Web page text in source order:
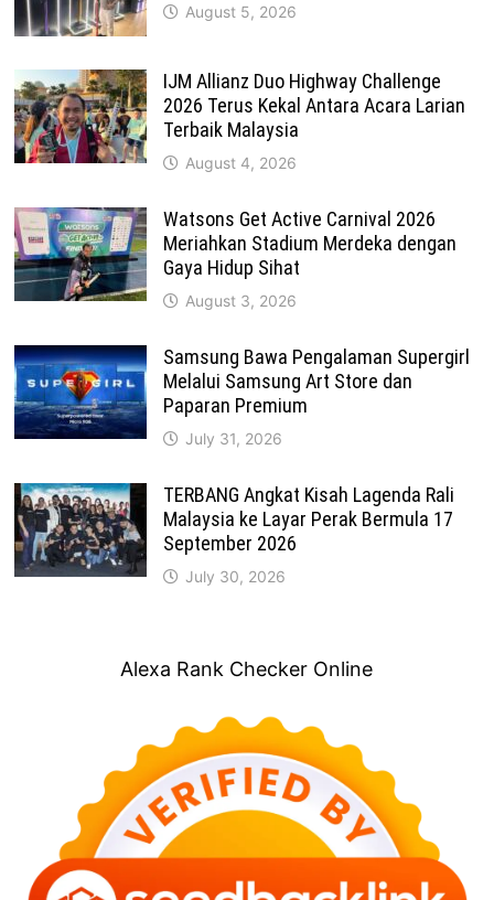
August 5, 2026
IJM Allianz Duo Highway Challenge
2026 Terus Kekal Antara Acara Larian
Terbaik Malaysia
August 4, 2026
Watsons Get Active Carnival 2026
Meriahkan Stadium Merdeka dengan
Gaya Hidup Sihat
August 3, 2026
Samsung Bawa Pengalaman Supergirl
Melalui Samsung Art Store dan
Paparan Premium
July 31, 2026
TERBANG Angkat Kisah Lagenda Rali
Malaysia ke Layar Perak Bermula 17
September 2026
July 30, 2026
Alexa Rank Checker Online